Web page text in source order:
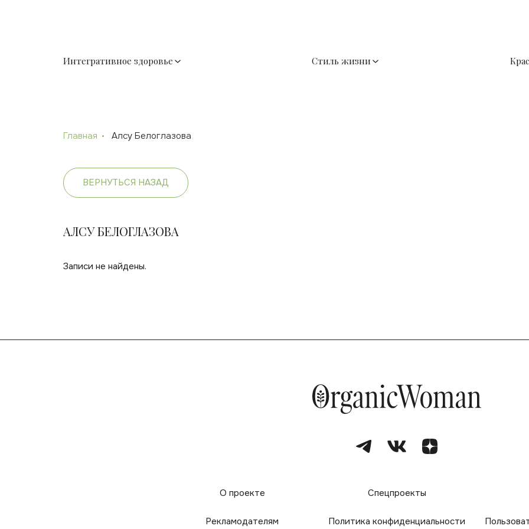
Интегративное здоровье Стиль жизни
Главная Алсу Белоглазова
ВЕРНУТЬСЯ НАЗАД
АЛСУ БЕЛОГЛАЗОВА
Записи не найдены.
О проекте Спецпроекты
Рекламодателям Политика конфиденциальности